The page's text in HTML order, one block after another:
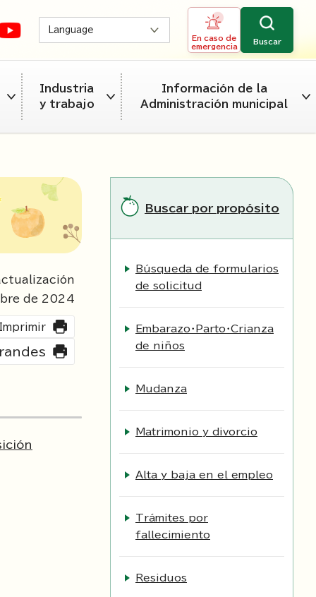
Language
En caso de
emergencia
Buscar
Industria
y trabajo
Información de la
Administración municipal
de 2024
Buscar por propósito
Búsqueda de formularios
de solicitud
Embarazo・Parto・Crianza
de niños
Mudanza
Matrimonio y divorcio
Alta y baja en el empleo
Trámites por
fallecimiento
Residuos